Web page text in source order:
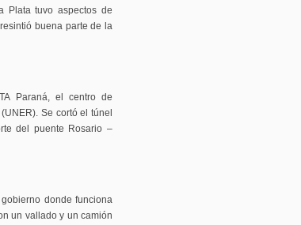
Plata tuvo aspectos de
buena parte de la
Paraná, el centro de
Se cortó el túnel
del puente Rosario –
donde funciona
un vallado y un camión